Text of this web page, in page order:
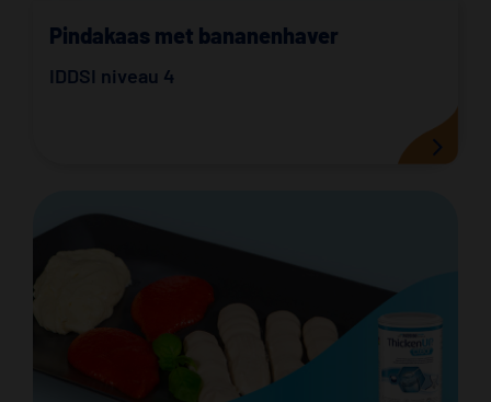
Pindakaas met bananenhaver
IDDSI niveau 4